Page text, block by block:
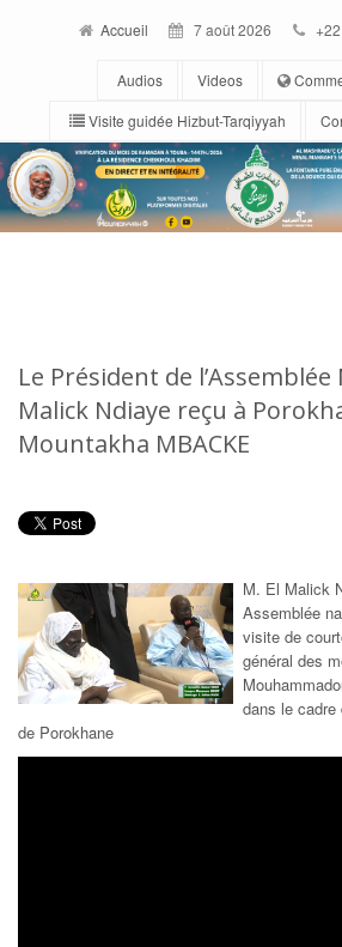
Accueil 7 août 2026
Audios Videos
Visite guidée Hizbut-Tarqiyyah
Le Président de
Malick Ndiaye reçu à
Mountakha MBACKE
M. El Malick
Assemblée
visite de
général des
dans le cadre
de Porokhane